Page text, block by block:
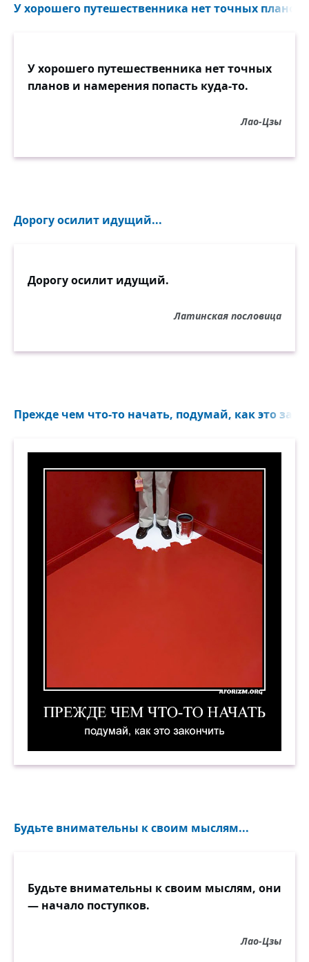
У хорошего путешественника нет точных
У хорошего путешественника нет точных
планов и намерения попасть куда-то.
Лао-Цзы
Дорогу осилит идущий...
Дорогу осилит идущий.
Латинская пословица
Прежде чем что-то начать, подумай, как это
Будьте внимательны к своим мыслям...
Будьте внимательны к своим мыслям, они
— начало поступков.
Лао-Цзы